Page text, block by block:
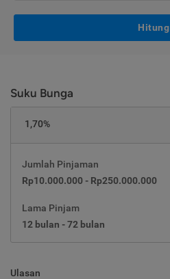
Hitung
Suku Bunga
1,70%
Jumlah Pinjaman
Rp10.000.000 - Rp250.000.000
Lama Pinjam
12 bulan - 72 bulan
Ulasan